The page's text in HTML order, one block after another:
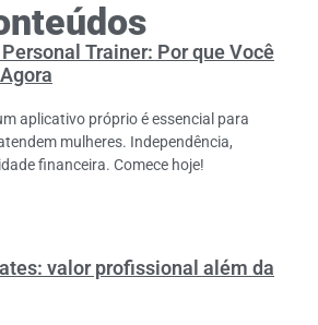
Trainer: Por que Você
aplicativo próprio é essencial para
mulheres. Independência,
financeira. Comece hoje!
valor profissional além da